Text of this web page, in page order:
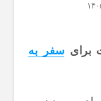
برایسفر به